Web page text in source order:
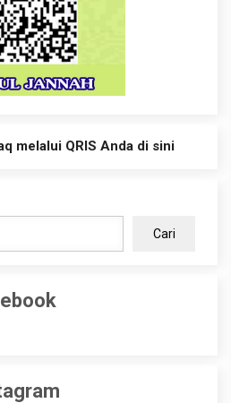
melalui QRIS Anda di sini
Cari